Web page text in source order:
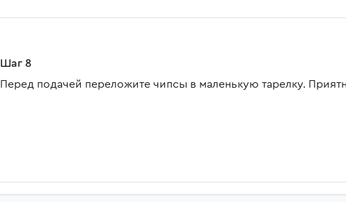
Шаг 8
Перед подачей переложите чипсы в маленькую тарелку.